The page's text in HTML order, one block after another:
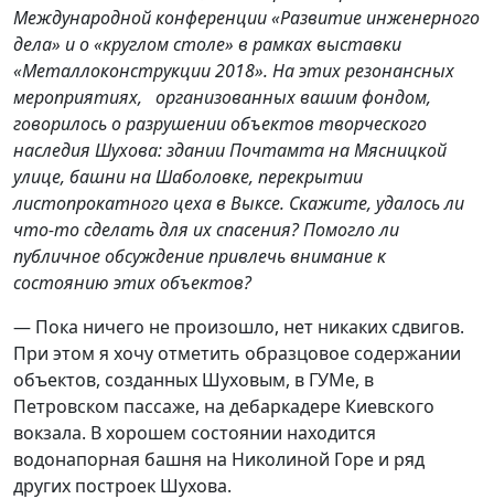
Международной конференции «Развитие инженерного
дела» и о «круглом столе» в рамках выставки
«Металлоконструкции 2018». На этих резонансных
мероприятиях, организованных вашим фондом,
говорилось о разрушении объектов творческого
наследия Шухова: здании Почтамта на Мясницкой
улице, башни на Шаболовке, перекрытии
листопрокатного цеха в Выксе. Скажите, удалось ли
что-то сделать для их спасения? Помогло ли
публичное обсуждение привлечь внимание к
состоянию этих объектов?
— Пока ничего не произошло, нет никаких сдвигов.
При этом я хочу отметить образцовое содержании
объектов, созданных Шуховым, в ГУМе, в
Петровском пассаже, на дебаркадере Киевского
вокзала. В хорошем состоянии находится
водонапорная башня на Николиной Горе и ряд
других построек Шухова.